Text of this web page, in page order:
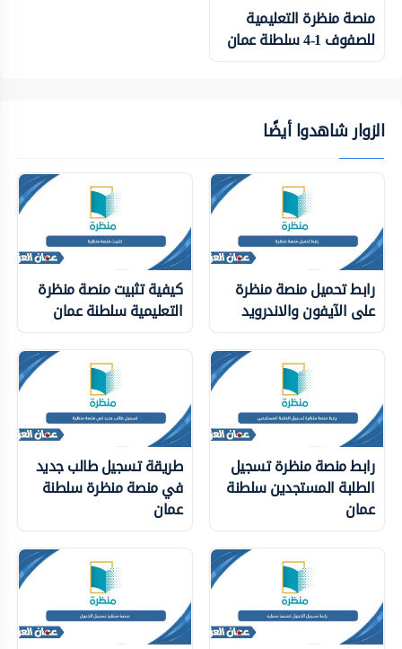
منصة منظرة التعليمية
للصفوف 1-4 سلطنة عمان
الزوار شاهدوا أيضًا
رابط تحميل منصة منظرة
على الآيفون والاندرويد
كيفية تثبيت منصة منظرة
التعليمية سلطنة عمان
رابط منصة منظرة تسجيل
الطلبة المستجدين سلطنة
عمان
طريقة تسجيل طالب جديد
في منصة منظرة سلطنة
عمان